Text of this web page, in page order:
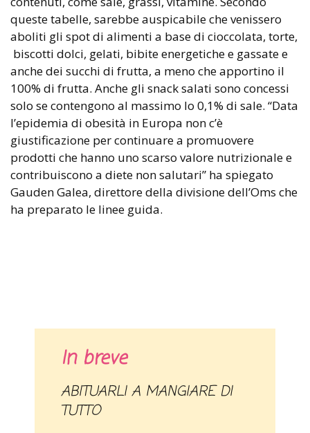
queste tabelle, sarebbe auspicabile che venissero
aboliti gli spot di alimenti a base di cioccolata, torte,
biscotti dolci, gelati, bibite energetiche e gassate e
anche dei succhi di frutta, a meno che apportino il
100% di frutta. Anche gli snack salati sono concessi
solo se contengono al massimo lo 0,1% di sale. “Data
l’epidemia di obesità in Europa non c’è
giustificazione per continuare a promuovere
prodotti che hanno uno scarso valore nutrizionale e
contribuiscono a diete non salutari” ha spiegato
Gauden Galea, direttore della divisione dell’Oms che
ha preparato le linee guida.
In breve
ABITUARLI A MANGIARE DI
TUTTO